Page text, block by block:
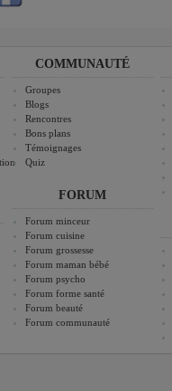
COMMUNAUTÉ
Groupes
Blogs
Rencontres
Bons plans
Témoignages
Quiz
FORUM
Forum minceur
Forum cuisine
Forum grossesse
Forum maman bébé
Forum psycho
Forum forme santé
Forum beauté
Forum communauté